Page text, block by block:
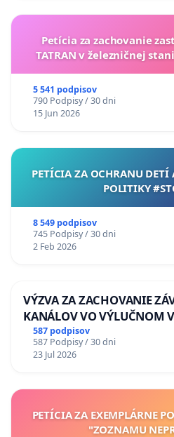
Petícia za zachovanie
TATRAN v železničnej
5 541 podpisov
790 Podpisy / 30 dni
15 Jun 2026
PETÍCIA ZA OCHRANU DETÍ
POLITIKY
8 549 podpisov
745 Podpisy / 30 dni
2 Feb 2026
VÝZVA ZA ZACHOVANIE
KANÁLOV VO VÝLUČNOM
KONTROLOU SLOVENSKEJ
na riešenie zanedbaného
odvodňovacích kanálov na
587 podpisov
587 Podpisy / 30 dni
23 Jul 2026
PETÍCIA ZA EXEMPLÁRNE
"ZOZNAMU